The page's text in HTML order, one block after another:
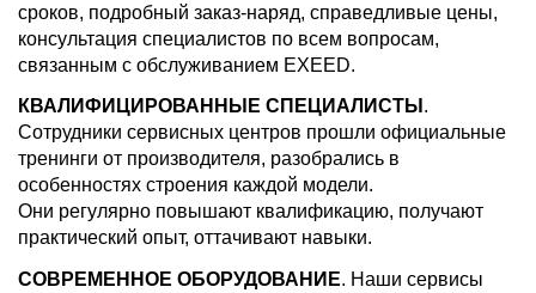
сроков, подробный заказ-наряд, справедливые цены,
консультация специалистов по всем вопросам,
связанным с обслуживанием EXEED.
КВАЛИФИЦИРОВАННЫЕ СПЕЦИАЛИСТЫ .
Сотрудники сервисных центров прошли официальные
тренинги от производителя, разобрались в
особенностях строения каждой модели.
Они регулярно повышают квалификацию, получают
практический опыт, оттачивают навыки.
СОВРЕМЕННОЕ ОБОРУДОВАНИЕ. Наши сервисы